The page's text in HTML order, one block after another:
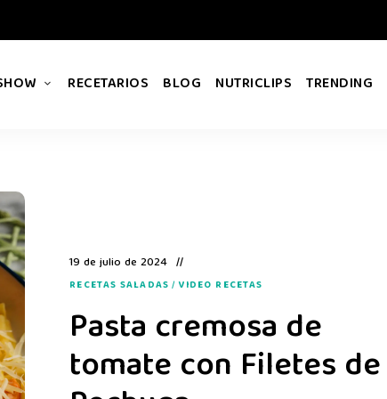
RECETARIOS BLOG NUTRICLIPS TRENDING
19 de julio de 2024
RECETAS SALADAS / VIDEO RECETAS
Pasta cremosa de
tomate con Filetes de